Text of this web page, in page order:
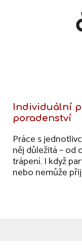
Individuální
poradenství
Práce s
něj důležitá – od
trápení. I když
nebo nemůže